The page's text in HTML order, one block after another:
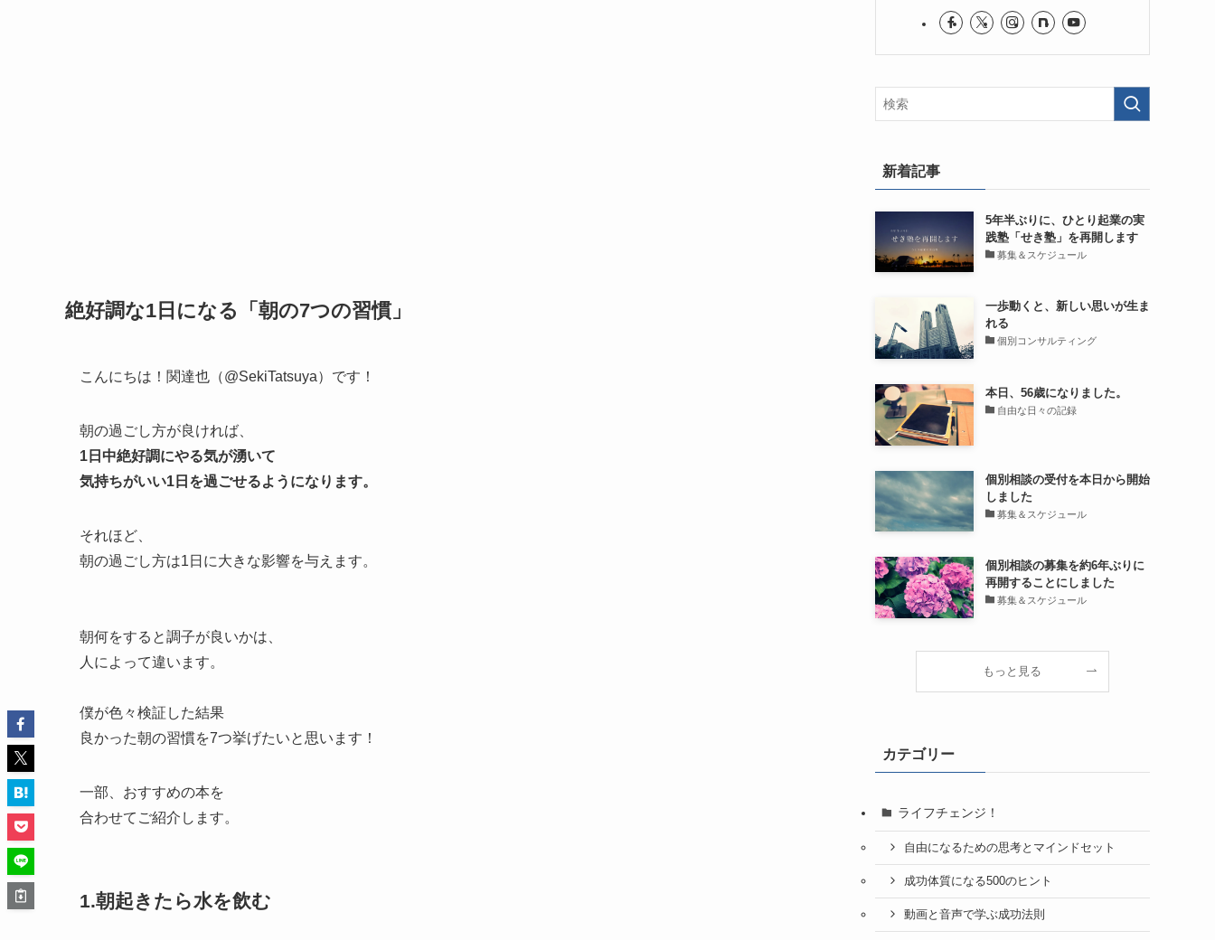
絶好調な1日になる「朝の7つの習慣」
こんにちは！関達也（@SekiTatsuya）です！
朝の過ごし方が良ければ、
1日中絶好調にやる気が湧いて
気持ちがいい1日を過ごせるようになります。
それほど、
朝の過ごし方は1日に大きな影響を与えます。
朝何をすると調子が良いかは、
人によって違います。
僕が色々検証した結果
良かった朝の習慣を7つ挙げたいと思います！
一部、おすすめの本を
合わせてご紹介します。
1.朝起きたら水を飲む
新着記事
5年半ぶりに、ひとり起業の実
践塾「せき塾」を再開します
募集＆スケジュール
一歩動くと、新しい思いが生ま
れる
個別コンサルティング
本日、56歳になりました。
自由な日々の記録
個別相談の受付を本日から開始
しました
募集＆スケジュール
個別相談の募集を約6年ぶりに
再開することにしました
募集＆スケジュール
もっと見る
カテゴリー
ライフチェンジ！
自由になるための思考とマインドセット
成功体質になる500のヒント
動画と音声で学ぶ成功法則